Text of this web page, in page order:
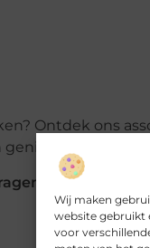
Wij maken
website gebruikt
voor
Ontdek ons
van koffie